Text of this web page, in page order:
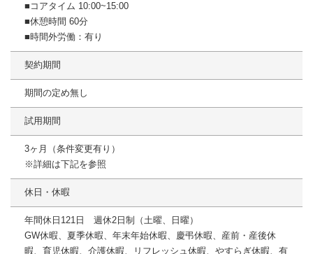
■コアタイム 10:00~15:00
■休憩時間 60分
■時間外労働：有り
契約期間
期間の定め無し
試用期間
3ヶ月（条件変更有り）
※詳細は下記を参照
休日・休暇
年間休日121日 週休2日制（土曜、日曜）
GW休暇、夏季休暇、年末年始休暇、慶弔休暇、産前・産後休
暇、育児休暇、介護休暇、リフレッシュ休暇、やすらぎ休暇、有